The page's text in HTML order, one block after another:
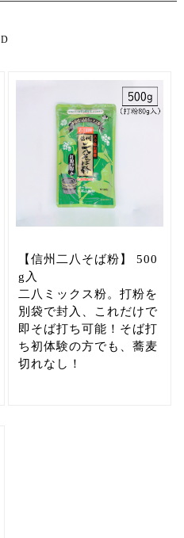
【信州二八そば粉】 500
g入
二八ミックス粉。打粉を
別袋で封入、これだけで
即そば打ち可能！そば打
ち初体験の方でも、蕎麦
切れなし！